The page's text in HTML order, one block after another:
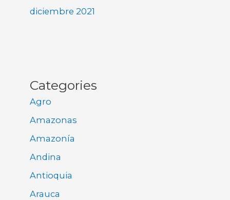
diciembre 2021
Categories
Agro
Amazonas
Amazonía
Andina
Antioquia
Arauca